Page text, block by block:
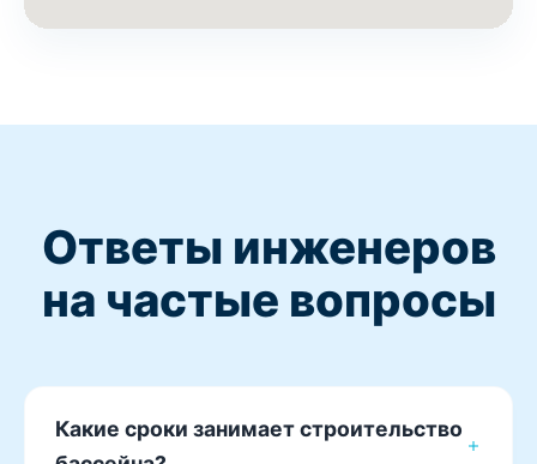
Ответы инженеров
на частые вопросы
Какие сроки занимает строительство